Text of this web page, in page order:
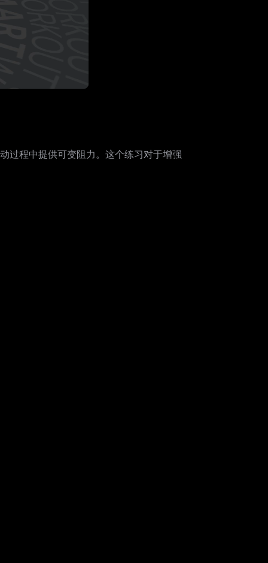
过程中提供可变阻力。这个练习对于增强